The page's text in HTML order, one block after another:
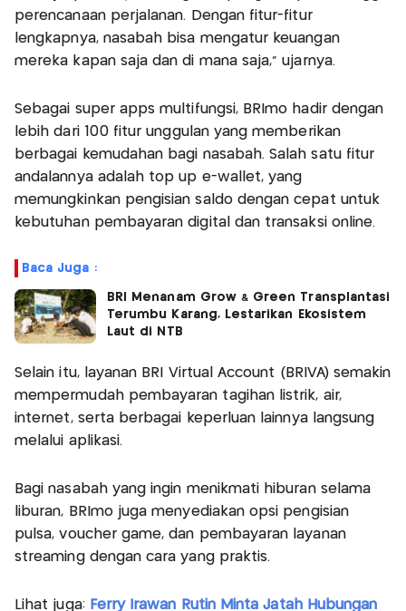
perencanaan perjalanan. Dengan fitur-fitur
lengkapnya, nasabah bisa mengatur keuangan
mereka kapan saja dan di mana saja," ujarnya.
Sebagai super apps multifungsi, BRImo hadir dengan
lebih dari 100 fitur unggulan yang memberikan
berbagai kemudahan bagi nasabah. Salah satu fitur
andalannya adalah top up e-wallet, yang
memungkinkan pengisian saldo dengan cepat untuk
kebutuhan pembayaran digital dan transaksi online.
Baca Juga :
BRI Menanam Grow & Green Transplantasi
Terumbu Karang, Lestarikan Ekosistem
Laut di NTB
Selain itu, layanan BRI Virtual Account (BRIVA) semakin
mempermudah pembayaran tagihan listrik, air,
internet, serta berbagai keperluan lainnya langsung
melalui aplikasi.
Bagi nasabah yang ingin menikmati hiburan selama
liburan, BRImo juga menyediakan opsi pengisian
pulsa, voucher game, dan pembayaran layanan
streaming dengan cara yang praktis.
Lihat juga: Ferry Irawan Rutin Minta Jatah Hubungan